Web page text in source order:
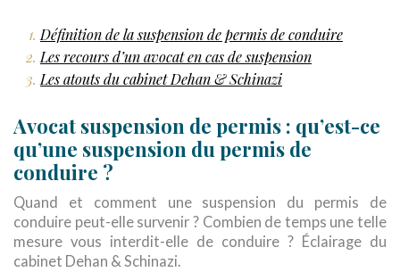
Définition de la suspension de permis de conduire
Les recours d’un avocat en cas de suspension
Les atouts du cabinet Dehan & Schinazi
Avocat suspension de permis : qu’est-ce
qu’une suspension du permis de
conduire ?
Quand et comment une suspension du permis de
conduire peut-elle survenir ? Combien de temps une telle
mesure vous interdit-elle de conduire ? Éclairage du
cabinet Dehan & Schinazi.